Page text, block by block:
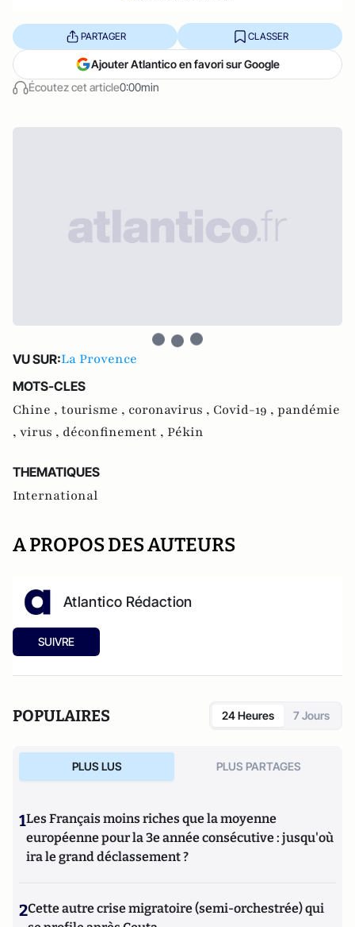
Écoutez cet article0:00min
PARTAGER CLASSER
Ajouter Atlantico en favori sur Google
VU SUR:La Provence
MOTS-CLES
Chine , tourisme , coronavirus , Covid-19 , pandémie
, virus , déconfinement , Pékin
THEMATIQUES
International
A PROPOS DES AUTEURS
Atlantico Rédaction
SUIVRE
POPULAIRES 24 Heures 7 Jours
PLUS LUS PLUS PARTAGES
1Les Français moins riches que la moyenne
européenne pour la 3e année consécutive : jusqu'où
ira le grand déclassement ?
2Cette autre crise migratoire (semi-orchestrée) qui